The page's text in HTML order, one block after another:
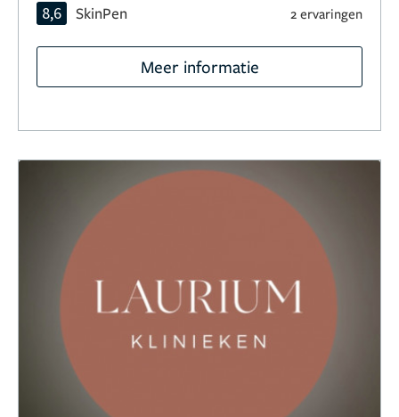
8,6 SkinPen 2 ervaringen
Meer informatie